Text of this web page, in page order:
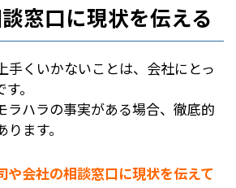
窓口に現状を伝える
手くいかないことは、会社にとっ
。
ラハラの事実がある場合、徹底的
ます。
や会社の相談窓口に現状を伝えて